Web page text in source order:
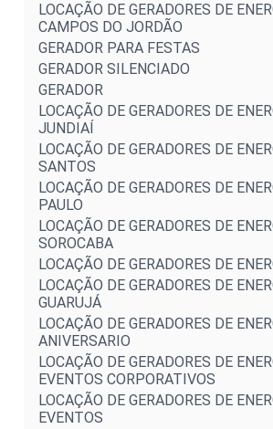
LOCAÇÃO DE GERADORES DE
CAMPOS DO JORDÃO
GERADOR PARA FESTAS
GERADOR SILENCIADO
GERADOR
LOCAÇÃO DE GERADORES DE
JUNDIAÍ
LOCAÇÃO DE GERADORES DE
SANTOS
LOCAÇÃO DE GERADORES DE
PAULO
LOCAÇÃO DE GERADORES DE
SOROCABA
LOCAÇÃO DE GERADORES DE
LOCAÇÃO DE GERADORES DE
GUARUJÁ
LOCAÇÃO DE GERADORES DE
ANIVERSARIO
LOCAÇÃO DE GERADORES DE
EVENTOS CORPORATIVOS
LOCAÇÃO DE GERADORES DE
EVENTOS